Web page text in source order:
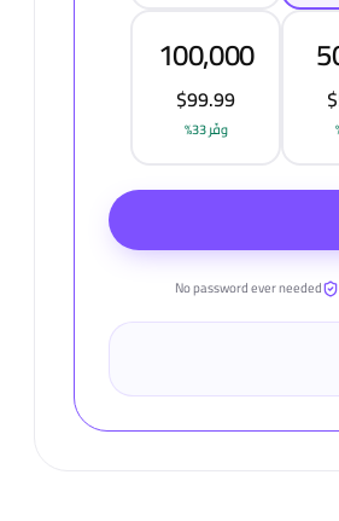
100,000
$99.99
وفّر 33%
No password ever needed